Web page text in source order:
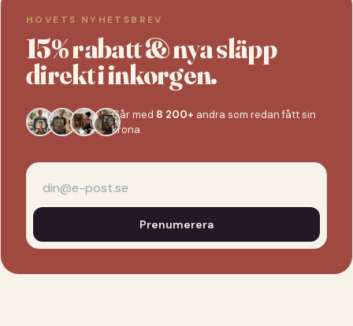
HOVETS NYHETSBREV
15% rabatt & nya släpp
direkt i inkorgen.
Går med 8 200+ andra som redan fått sin
krona.
Prenumerera